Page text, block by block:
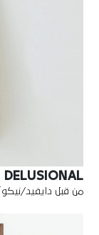
DELUSIONAL
من قبل دايفيد/